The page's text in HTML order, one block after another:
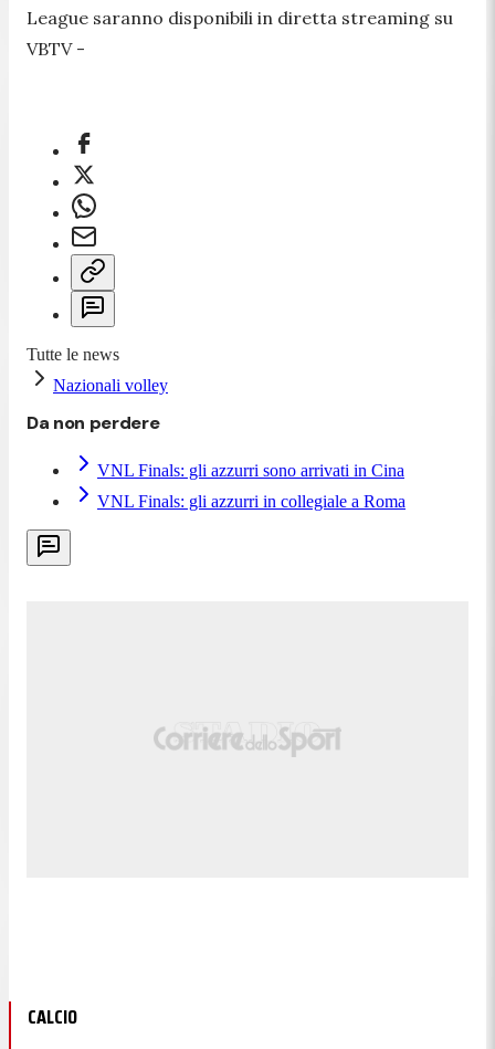
League saranno disponibili in diretta streaming su
VBTV -
Tutte le news
Nazionali volley
Da non perdere
VNL Finals: gli azzurri sono arrivati in Cina
VNL Finals: gli azzurri in collegiale a Roma
CALCIO